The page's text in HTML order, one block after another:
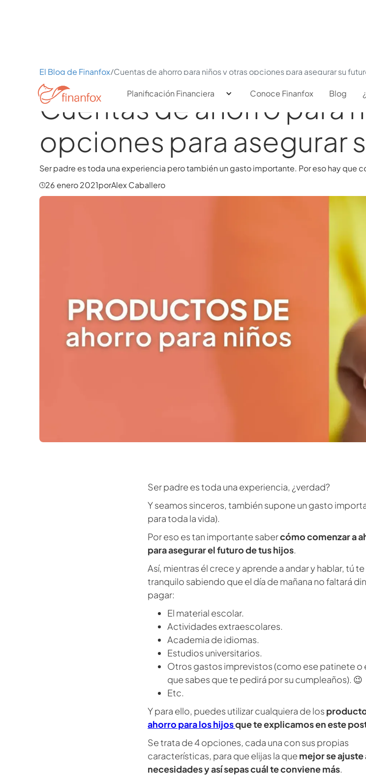
Planificación Financiera Conoce Finanfox Blog
El Blog de Finanfox/Cuentas de ahorro para niños y otras opciones para asegurar su
Cuentas de ahorro para
opciones para asegurar
Ser padre es toda una experiencia pero también un gasto importante. Por eso hay que
26 enero 2021porAlex Caballero
Ser padre es toda una experiencia, ¿verdad?
Y seamos sinceros, también supone un gasto
para toda la vida).
Por eso es tan importante sabercómo comenzar a
para asegurar el futuro de tus hijos.
Así, mientras él crece y aprende a andar y hablar, tú
tranquilo sabiendo que el día de mañana no faltará
pagar:
El material escolar.
Actividades extraescolares.
Academia de idiomas.
Estudios universitarios.
Otros gastos imprevistos (como ese patinete o
que sabes que te pedirá por su cumpleaños). 😉
Etc.
Y para ello, puedes utilizar cualquiera de los
ahorro para los hijosque te explicamos en este
Se trata de 4 opciones, cada una con sus propias
características, para que elijas la que mejor se ajuste
necesidades y así sepas cuál te conviene más.